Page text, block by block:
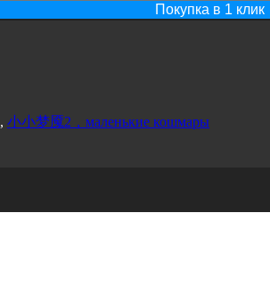
Покупка в 1 клик
, 小小梦魇2，маленькие кошмары